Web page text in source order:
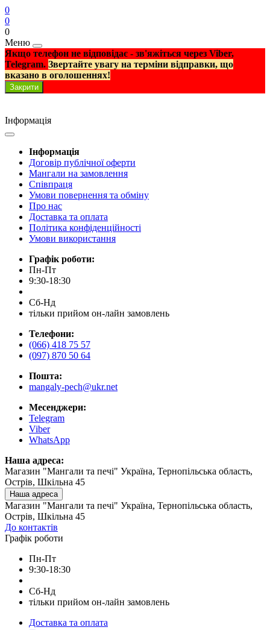
0
0
0
Меню
Якщо телефон не відповідає - зв'яжіться через Viber,
Telegram. Звертайте увагу на терміни відправки, що
вказано в оголошеннях!
Закрити
Інформація
Інформація
Договір публічної оферти
Мангали на замовлення
Співпраця
Умови повернення та обміну
Про нас
Доставка та оплата
Політика конфіденційності
Умови використання
Графік роботи:
Пн-Пт
9:30-18:30
Сб-Нд
тільки прийом он-лайн замовлень
Телефони:
(066) 418 75 57
(097) 870 50 64
Пошта:
mangaly-pech@ukr.net
Месенджери:
Telegram
Viber
WhatsApp
Наша адреса:
Магазин "Мангали та печі" Україна, Тернопільська область,
Острів, Шкільна 45
Наша адреса
Магазин "Мангали та печі" Україна, Тернопільська область,
Острів, Шкільна 45
До контактів
Графік роботи
Пн-Пт
9:30-18:30
Сб-Нд
тільки прийом он-лайн замовлень
Доставка та оплата